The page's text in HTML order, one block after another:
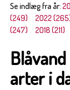
Se indlæg fra år:
(249)
2022
(247)
2018 (211)
arter i